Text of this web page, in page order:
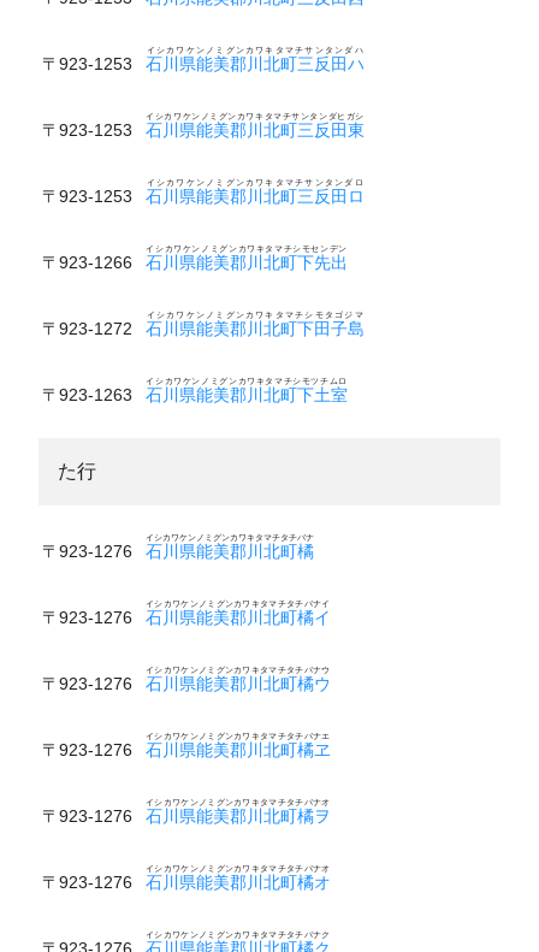
〒923-1253 石川県能美郡川北町三反田ハ
イシカワケンノミグンカワキタマチサンタンダハ
〒923-1253 石川県能美郡川北町三反田東
イシカワケンノミグンカワキタマチサンタンダヒガシ
〒923-1253 石川県能美郡川北町三反田ロ
イシカワケンノミグンカワキタマチサンタンダロ
〒923-1266 石川県能美郡川北町下先出
イシカワケンノミグンカワキタマチシモセンデン
〒923-1272 石川県能美郡川北町下田子島
イシカワケンノミグンカワキタマチシモタゴジマ
〒923-1263 石川県能美郡川北町下土室
イシカワケンノミグンカワキタマチシモツチムロ
た行
〒923-1276 石川県能美郡川北町橘
イシカワケンノミグンカワキタマチタチバナ
〒923-1276 石川県能美郡川北町橘イ
イシカワケンノミグンカワキタマチタチバナイ
〒923-1276 石川県能美郡川北町橘ウ
イシカワケンノミグンカワキタマチタチバナウ
〒923-1276 石川県能美郡川北町橘ヱ
イシカワケンノミグンカワキタマチタチバナエ
〒923-1276 石川県能美郡川北町橘ヲ
イシカワケンノミグンカワキタマチタチバナオ
〒923-1276 石川県能美郡川北町橘オ
イシカワケンノミグンカワキタマチタチバナオ
〒923-1276 石川県能美郡川北町橘ク
イシカワケンノミグンカワキタマチタチバナク